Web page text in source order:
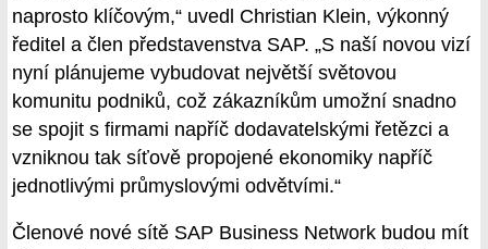
naprosto klíčovým,“ uvedl Christian Klein, výkonný
ředitel a člen představenstva SAP. „S naší novou vizí
nyní plánujeme vybudovat největší světovou
komunitu podniků, což zákazníkům umožní snadno
se spojit s firmami napříč dodavatelskými řetězci a
vzniknou tak síťově propojené ekonomiky napříč
jednotlivými průmyslovými odvětvími.“
Členové nové sítě SAP Business Network budou mít